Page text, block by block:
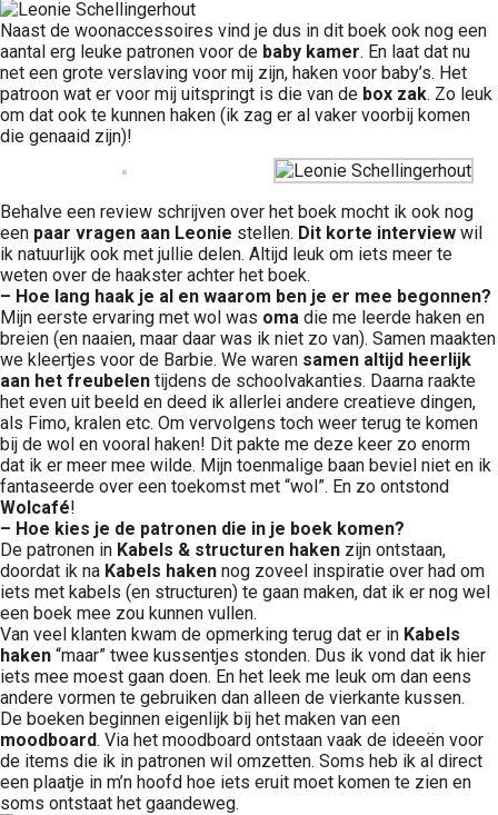
Naast de woonaccessoires vind je dus in dit boek ook nog een
aantal erg leuke patronen voor de baby kamer. En laat dat nu
net een grote verslaving voor mij zijn, haken voor baby’s. Het
patroon wat er voor mij uitspringt is die van de box zak. Zo leuk
om dat ook te kunnen haken (ik zag er al vaker voorbij komen
die genaaid zijn)!
Behalve een review schrijven over het boek mocht ik ook nog
een paar vragen aan Leonie stellen. Dit korte interview wil
ik natuurlijk ook met jullie delen. Altijd leuk om iets meer te
weten over de haakster achter het boek.
– Hoe lang haak je al en waarom ben je er mee begonnen?
Mijn eerste ervaring met wol was oma die me leerde haken en
breien (en naaien, maar daar was ik niet zo van). Samen maakten
we kleertjes voor de Barbie. We waren samen altijd heerlijk
aan het freubelen tijdens de schoolvakanties. Daarna raakte
het even uit beeld en deed ik allerlei andere creatieve dingen,
als Fimo, kralen etc. Om vervolgens toch weer terug te komen
bij de wol en vooral haken! Dit pakte me deze keer zo enorm
dat ik er meer mee wilde. Mijn toenmalige baan beviel niet en ik
fantaseerde over een toekomst met “wol”. En zo ontstond
Wolcafé!
– Hoe kies je de patronen die in je boek komen?
De patronen in Kabels & structuren haken zijn ontstaan,
doordat ik na Kabels haken nog zoveel inspiratie over had om
iets met kabels (en structuren) te gaan maken, dat ik er nog wel
een boek mee zou kunnen vullen.
Van veel klanten kwam de opmerking terug dat er in Kabels
haken “maar” twee kussentjes stonden. Dus ik vond dat ik hier
iets mee moest gaan doen. En het leek me leuk om dan eens
andere vormen te gebruiken dan alleen de vierkante kussen.
De boeken beginnen eigenlijk bij het maken van een
moodboard. Via het moodboard ontstaan vaak de ideeën voor
de items die ik in patronen wil omzetten. Soms heb ik al direct
een plaatje in m’n hoofd hoe iets eruit moet komen te zien en
soms ontstaat het gaandeweg.